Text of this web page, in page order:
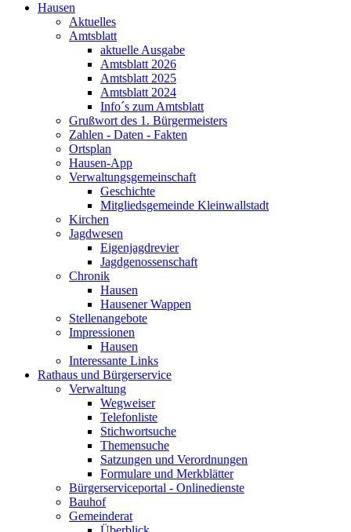
Hausen
Aktuelles
Amtsblatt
aktuelle Ausgabe
Amtsblatt 2026
Amtsblatt 2025
Amtsblatt 2024
Info´s zum Amtsblatt
Grußwort des 1. Bürgermeisters
Zahlen - Daten - Fakten
Ortsplan
Hausen-App
Verwaltungsgemeinschaft
Geschichte
Mitgliedsgemeinde Kleinwallstadt
Kirchen
Jagdwesen
Eigenjagdrevier
Jagdgenossenschaft
Chronik
Hausen
Hausener Wappen
Stellenangebote
Impressionen
Hausen
Interessante Links
Rathaus und Bürgerservice
Verwaltung
Wegweiser
Telefonliste
Stichwortsuche
Themensuche
Satzungen und Verordnungen
Formulare und Merkblätter
Bürgerserviceportal - Onlinedienste
Bauhof
Gemeinderat